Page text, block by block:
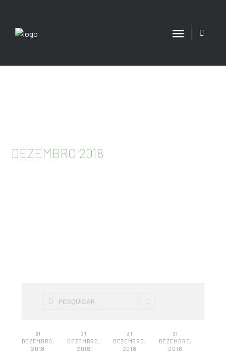
DEZEMBRO 2018
31
DEZEMBRO,
2018
31
DEZEMBRO,
2018
31
DEZEMBRO,
2018
31
DEZEMBRO,
2018